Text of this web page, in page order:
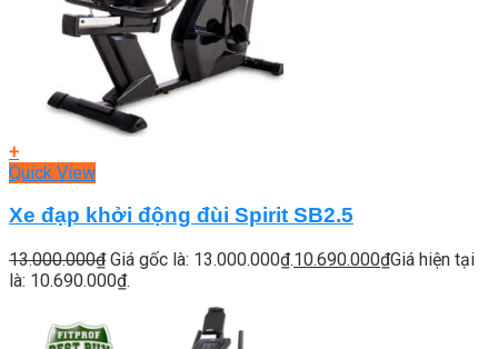
+
Quick View
Xe đạp khởi động đùi Spirit SB2.5
13.000.000₫ Giá gốc là: 13.000.000₫.10.690.000₫Giá hiện tại
là: 10.690.000₫.